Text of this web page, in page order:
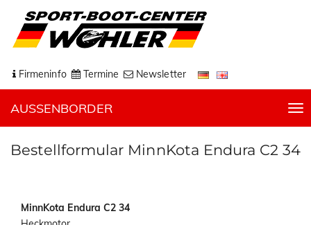
Firmeninfo Termine Newsletter
AUSSENBORDER
T
o
g
g
Bestellformular MinnKota Endura C2 34
MinnKota Endura C2 34